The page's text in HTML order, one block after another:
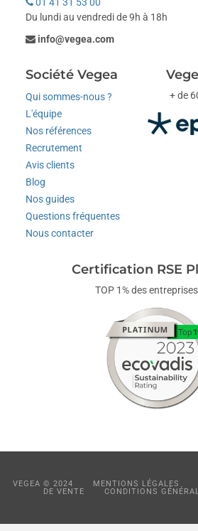
Du lundi au vendredi de 9h à 18h
info@vegea.com
Société Vegea
Qui sommes-nous ?
L'équipe
Nos références
Recrutement
Avis clients
Blog
Nos guides
Questions fréquentes
Nous contacter
+ de
Certification RSE
TOP 1% des
VEGEA © 2024 MENTIONS LÉGALES
DE VENTE
CONDITIONS